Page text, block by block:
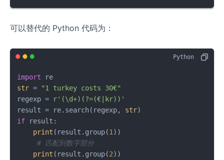
可以替代的 Python 代码为：
import
str =
"1 turkey costs 30€"
regexp =
r'(\d+)(?=(€|kr))'
result = re.search(regexp, str
if result:
print (result.group(1 ))
# 匹配到数字部分
print (result.group(2))